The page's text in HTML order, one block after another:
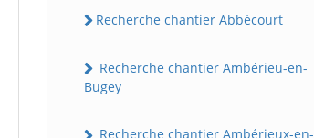
Recherche chantier Abbécourt
Recherche chantier Ambérieu-en-
Bugey
Recherche chantier Ambérieux-en-